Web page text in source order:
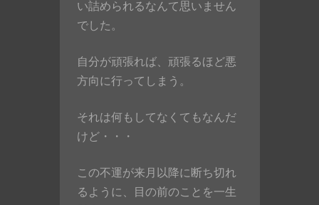
い詰められるなんて思いません
でした。
自分が頑張れば、頑張るほど悪
方向に行ってしまう。
それは何もしてなくてもなんだ
けど・・・
この不運が来月以降に断ち切れ
るように、目の前のことを一生